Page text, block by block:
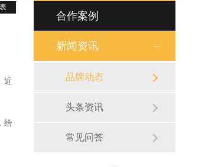
近
给
合作案例
新闻资讯
品牌动态
头条资讯
常见问答